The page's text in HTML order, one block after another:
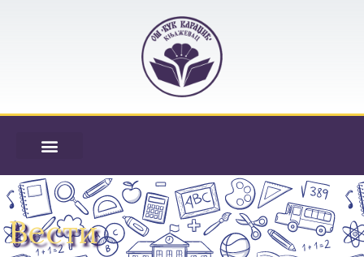
Вести